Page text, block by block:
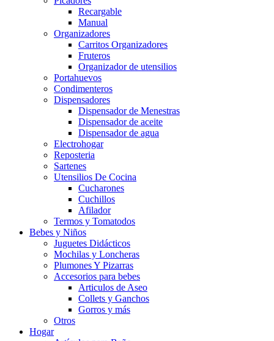
Recargable
Manual
Organizadores
Carritos Organizadores
Fruteros
Organizador de utensilios
Portahuevos
Condimenteros
Dispensadores
Dispensador de Menestras
Dispensador de aceite
Dispensador de agua
Electrohogar
Reposteria
Sartenes
Utensilios De Cocina
Cucharones
Cuchillos
Afilador
Termos y Tomatodos
Bebes y Niños
Juguetes Didácticos
Mochilas y Loncheras
Plumones Y Pizarras
Accesorios para bebes
Articulos de Aseo
Collets y Ganchos
Gorros y más
Otros
Hogar